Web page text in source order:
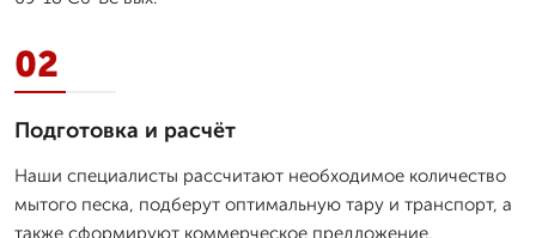
02
Подготовка и расчёт
Наши специалисты рассчитают необходимое количество
мытого песка, подберут оптимальную тару и транспорт, а
также сформируют коммерческое предложение.